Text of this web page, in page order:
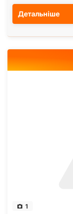
Детальніше
1